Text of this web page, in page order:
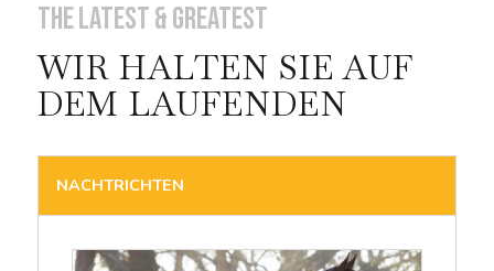
The Latest & Greatest
WIR HALTEN SIE AUF
DEM LAUFENDEN
NACHTRICHTEN
20 September 2022